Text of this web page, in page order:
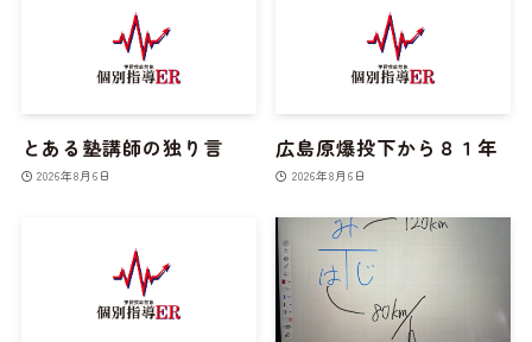
とある塾講師の独り言
2026年8月6日
広島原爆投下から８１年
2026年8月6日